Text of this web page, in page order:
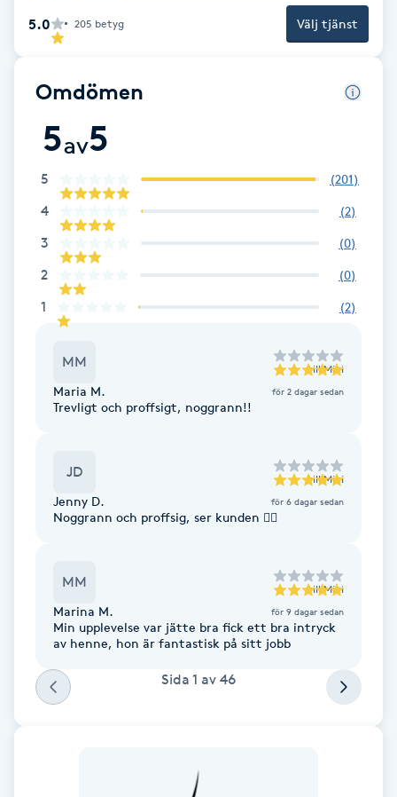
Gua Sha-massage
Healing
Herrklippning
HIFU
Hollywood Peel
Hot Stone Massage
Hudföryngring
Hudvård
Hyperhidros
5.0 205 betyg Välj tjänst
Omdömen
5av5
5 (201)
4 (2)
3 (0)
2 (0)
1 (2)
MM till Miki
Maria M. för 2 dagar sedan
Trevligt och proffsigt, noggrann!!
JD till Miki
Jenny D. för 6 dagar sedan
Noggrann och proffsig, ser kunden 👌🏻
MM till Miki
Marina M. för 9 dagar sedan
Min upplevelse var jätte bra fick ett bra intryck
av henne, hon är fantastisk på sitt jobb
Sida 1 av 46